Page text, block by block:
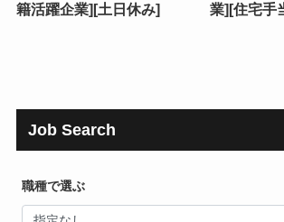
籍活躍企業][土日休み]
業][住宅手
Job Search
職種で選ぶ